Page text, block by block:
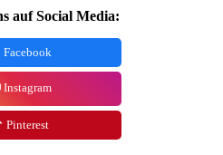
auf Social Media:
Facebook
Instagram
Pinterest